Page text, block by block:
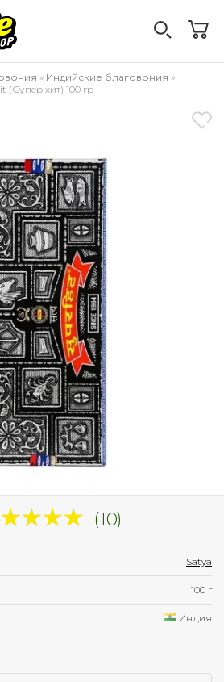
» Индийские благовония »
(Супер хит) 100 гр
(10)
Satya
100 г
Индия